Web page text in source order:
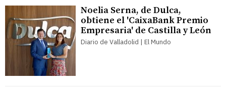
Noelia Serna, de Dulca,
obtiene el 'CaixaBank Premio
Empresaria' de Castilla y León
Diario de Valladolid | El Mundo